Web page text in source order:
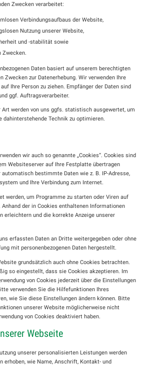
Zwecken verarbeitet:
Verbindungsaufbaus der Website,
Nutzung unserer Website,
und -stabilität sowie
Zwecken.
Daten basiert auf unserem berechtigten
Zwecken zur Datenerhebung. Wir verwenden Ihre
Ihre Person zu ziehen. Empfänger der Daten sind
ggf. Auftragsverarbeiter.
werden von uns ggfs. statistisch ausgewertet, um
Technik zu optimieren.
wir auch so genannte „Cookies“. Cookies sind
Websiteserver auf Ihre Festplatte übertragen
bestimmte Daten wie z. B. IP-Adresse,
und Ihre Verbindung zum Internet.
werden, um Programme zu starten oder Viren auf
der in Cookies enthaltenen Informationen
erleichtern und die korrekte Anzeige unserer
erfassten Daten an Dritte weitergegeben oder ohne
mit personenbezogenen Daten hergestellt.
grundsätzlich auch ohne Cookies betrachten.
so eingestellt, dass sie Cookies akzeptieren. Im
von Cookies jederzeit über die Einstellungen
verwenden Sie die Hilfefunktionen Ihres
wie Sie diese Einstellungen ändern können. Bitte
unserer Website möglicherweise nicht
von Cookies deaktiviert haben.
Webseite
unserer personalisierten Leistungen werden
erhoben, wie Name, Anschrift, Kontakt- und